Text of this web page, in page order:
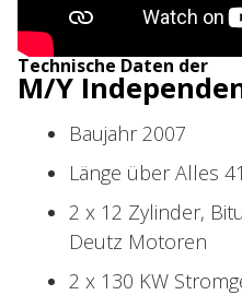
Technische Daten der
M/Y
Baujahr 2007
Länge über Alles
2 x 12 Zylinder,
Deutz Motoren
2 x 130 KW